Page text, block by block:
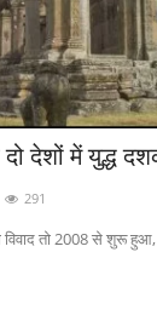
देशों में युद्ध
291
विवाद तो 2008 से शुरू